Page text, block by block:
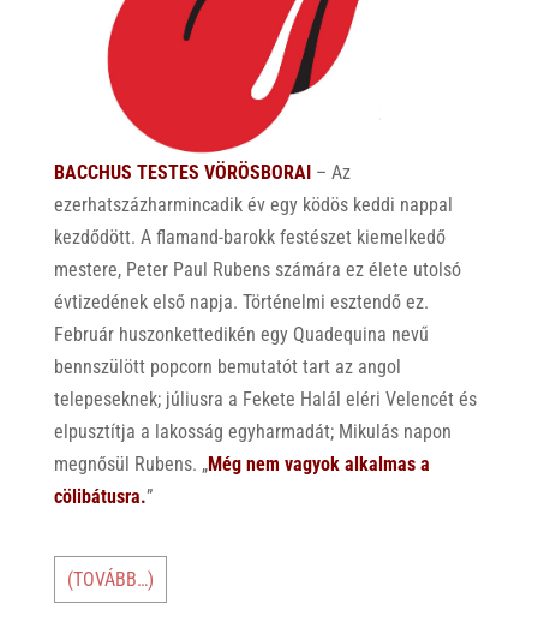
BACCHUS TESTES VÖRÖSBORAI– Az
ezerhatszázharmincadik év egy ködös keddi nappal
kezdődött. A flamand-barokk festészet kiemelkedő
mestere, Peter Paul Rubens számára ez élete utolsó
évtizedének első napja. Történelmi esztendő ez.
Február huszonkettedikén egy Quadequina nevű
bennszülött popcorn bemutatót tart az angol
telepeseknek; júliusra a Fekete Halál eléri Velencét és
elpusztítja a lakosság egyharmadát; Mikulás napon
megnősül Rubens. „Még nem vagyok alkalmas a
cölibátusra.”
(TOVÁBB…)